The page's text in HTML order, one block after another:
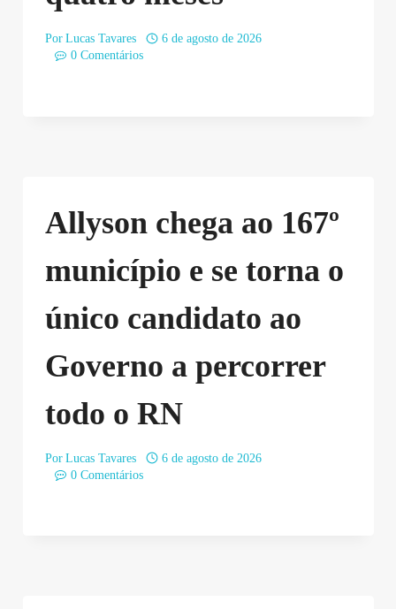
Por Lucas Tavares
6 de agosto de 2026
0 Comentários
Allyson chega ao 167º
município e se torna o
único candidato ao
Governo a percorrer
todo o RN
Por Lucas Tavares
6 de agosto de 2026
0 Comentários